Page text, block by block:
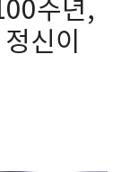
주년,
신이